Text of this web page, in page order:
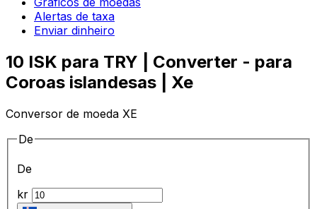
Alertas de taxa
Enviar dinheiro
10 ISK para TRY | Converter - para
Coroas islandesas | Xe
Conversor de moeda XE
De
De
kr